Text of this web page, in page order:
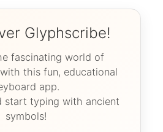
Glyphscribe!
fascinating world of
this fun, educational
app.
start typing with ancient
symbols!